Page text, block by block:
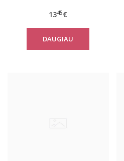
1345€
DAUGIAU